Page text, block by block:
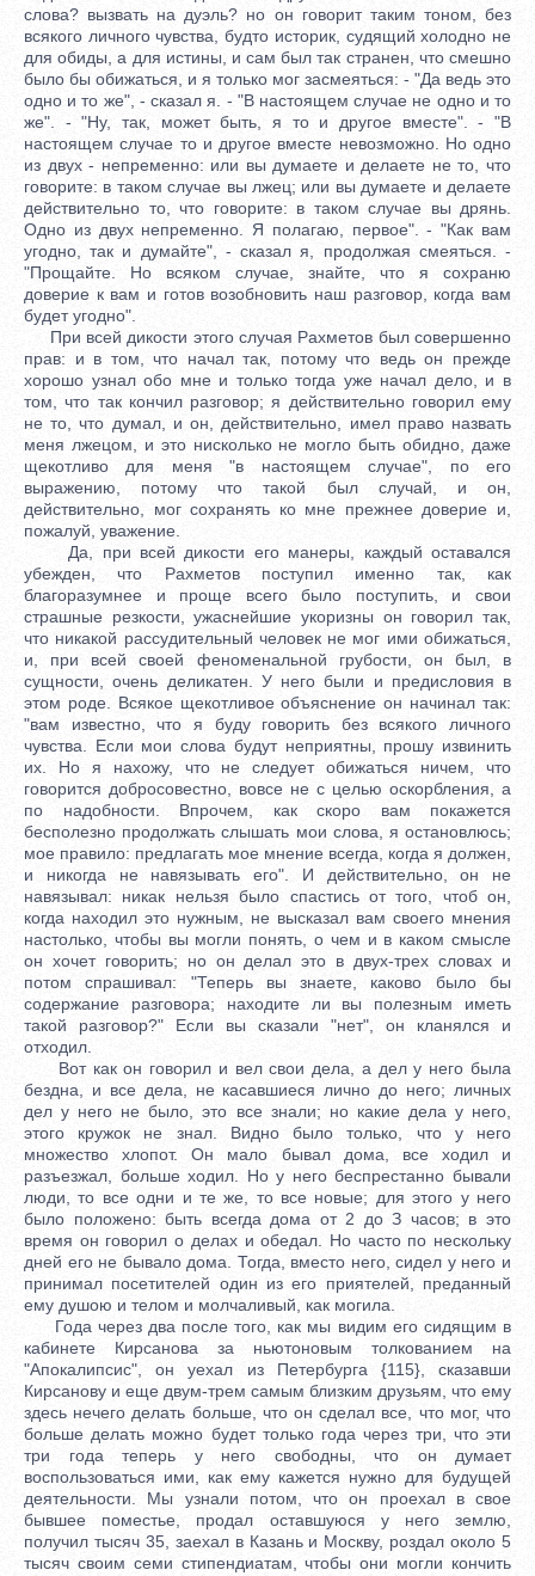
слова? вызвать на дуэль? но он говорит таким тоном, без
всякого личного чувства, будто историк, судящий холодно не
для обиды, а для истины, и сам был так странен, что смешно
было бы обижаться, и я только мог засмеяться: - "Да ведь это
одно и то же", - сказал я. - "В настоящем случае не одно и то
же". - "Ну, так, может быть, я то и другое вместе". - "В
настоящем случае то и другое вместе невозможно. Но одно
из двух - непременно: или вы думаете и делаете не то, что
говорите: в таком случае вы лжец; или вы думаете и делаете
действительно то, что говорите: в таком случае вы дрянь.
Одно из двух непременно. Я полагаю, первое". - "Как вам
угодно, так и думайте", - сказал я, продолжая смеяться. -
"Прощайте. Но всяком случае, знайте, что я сохраню
доверие к вам и готов возобновить наш разговор, когда вам
будет угодно".
При всей дикости этого случая Рахметов был совершенно
прав: и в том, что начал так, потому что ведь он прежде
хорошо узнал обо мне и только тогда уже начал дело, и в
том, что так кончил разговор; я действительно говорил ему
не то, что думал, и он, действительно, имел право назвать
меня лжецом, и это нисколько не могло быть обидно, даже
щекотливо для меня "в настоящем случае", по его
выражению, потому что такой был случай, и он,
действительно, мог сохранять ко мне прежнее доверие и,
пожалуй, уважение.
Да, при всей дикости его манеры, каждый оставался
убежден, что Рахметов поступил именно так, как
благоразумнее и проще всего было поступить, и свои
страшные резкости, ужаснейшие укоризны он говорил так,
что никакой рассудительный человек не мог ими обижаться,
и, при всей своей феноменальной грубости, он был, в
сущности, очень деликатен. У него были и предисловия в
этом роде. Всякое щекотливое объяснение он начинал так:
"вам известно, что я буду говорить без всякого личного
чувства. Если мои слова будут неприятны, прошу извинить
их. Но я нахожу, что не следует обижаться ничем, что
говорится добросовестно, вовсе не с целью оскорбления, а
по надобности. Впрочем, как скоро вам покажется
бесполезно продолжать слышать мои слова, я остановлюсь;
мое правило: предлагать мое мнение всегда, когда я должен,
и никогда не навязывать его". И действительно, он не
навязывал: никак нельзя было спастись от того, чтоб он,
когда находил это нужным, не высказал вам своего мнения
настолько, чтобы вы могли понять, о чем и в каком смысле
он хочет говорить; но он делал это в двух-трех словах и
потом спрашивал: "Теперь вы знаете, каково было бы
содержание разговора; находите ли вы полезным иметь
такой разговор?" Если вы сказали "нет", он кланялся и
отходил.
Вот как он говорил и вел свои дела, а дел у него была
бездна, и все дела, не касавшиеся лично до него; личных
дел у него не было, это все знали; но какие дела у него,
этого кружок не знал. Видно было только, что у него
множество хлопот. Он мало бывал дома, все ходил и
разъезжал, больше ходил. Но у него беспрестанно бывали
люди, то все одни и те же, то все новые; для этого у него
было положено: быть всегда дома от 2 до З часов; в это
время он говорил о делах и обедал. Но часто по нескольку
дней его не бывало дома. Тогда, вместо него, сидел у него и
принимал посетителей один из его приятелей, преданный
ему душою и телом и молчаливый, как могила.
Года через два после того, как мы видим его сидящим в
кабинете Кирсанова за ньютоновым толкованием на
"Апокалипсис", он уехал из Петербурга {115}, сказавши
Кирсанову и еще двум-трем самым близким друзьям, что ему
здесь нечего делать больше, что он сделал все, что мог, что
больше делать можно будет только года через три, что эти
три года теперь у него свободны, что он думает
воспользоваться ими, как ему кажется нужно для будущей
деятельности. Мы узнали потом, что он проехал в свое
бывшее поместье, продал оставшуюся у него землю,
получил тысяч 35, заехал в Казань и Москву, роздал около 5
тысяч своим семи стипендиатам, чтобы они могли кончить